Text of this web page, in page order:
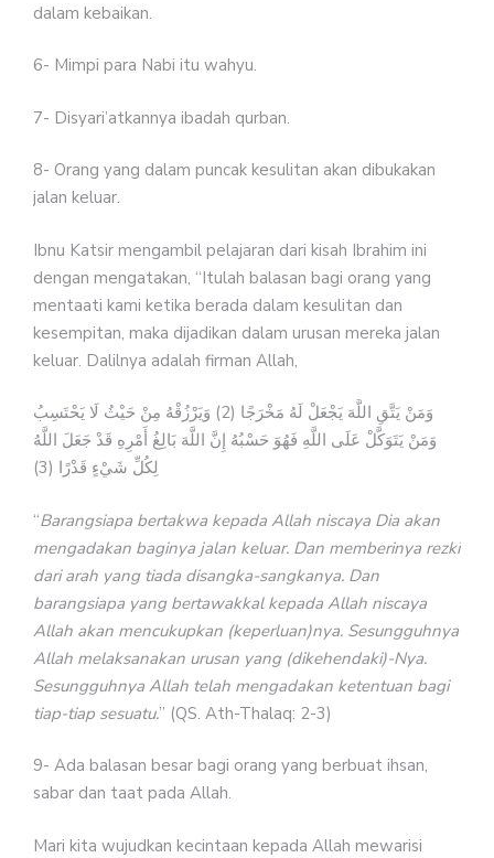
dalam kebaikan.
6- Mimpi para Nabi itu wahyu.
7- Disyari’atkannya ibadah qurban.
8- Orang yang dalam puncak kesulitan akan dibukakan
jalan keluar.
Ibnu Katsir mengambil pelajaran dari kisah Ibrahim ini
dengan mengatakan, “Itulah balasan bagi orang yang
mentaati kami ketika berada dalam kesulitan dan
kesempitan, maka dijadikan dalam urusan mereka jalan
keluar. Dalilnya adalah firman Allah,
وَمَنْ يَتَّقِ اللَّهَ يَجْعَلْ لَهُ مَخْرَجًا (2) وَيَرْزُقْهُ مِنْ حَيْثُ لَا يَحْتَسِبُ
وَمَنْ يَتَوَكَّلْ عَلَى اللَّهِ فَهُوَ حَسْبُهُ إِنَّ اللَّهَ بَالِغُ أَمْرِهِ قَدْ جَعَلَ اللَّهُ
لِكُلِّ شَيْءٍ قَدْرًا (3)
“Barangsiapa bertakwa kepada Allah niscaya Dia akan
mengadakan baginya jalan keluar. Dan memberinya rezki
dari arah yang tiada disangka-sangkanya. Dan
barangsiapa yang bertawakkal kepada Allah niscaya
Allah akan mencukupkan (keperluan)nya. Sesungguhnya
Allah melaksanakan urusan yang (dikehendaki)-Nya.
Sesungguhnya Allah telah mengadakan ketentuan bagi
tiap-tiap sesuatu.” (QS. Ath-Thalaq: 2-3)
9- Ada balasan besar bagi orang yang berbuat ihsan,
sabar dan taat pada Allah.
Mari kita wujudkan kecintaan kepada Allah mewarisi